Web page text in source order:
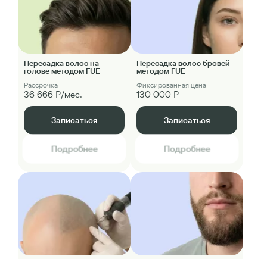
Пересадка волос на
голове методом FUE
Рассрочка
36 666 ₽/мес.
Записаться
Подробнее
Пересадка волос бровей
методом FUE
Фиксированная цена
130 000 ₽
Записаться
Подробнее